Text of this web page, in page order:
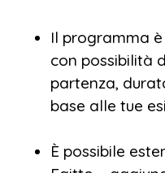
Il programma
con possibilità
partenza,
base alle tue
È possibile